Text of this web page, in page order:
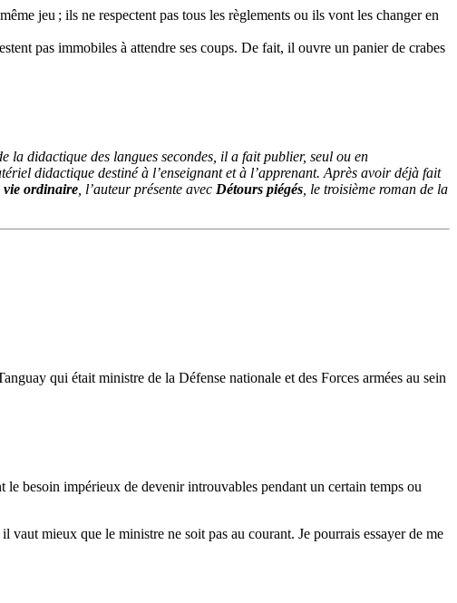
jeu ; ils ne respectent pas tous les règlements ou ils vont les changer en
pas immobiles à attendre ses coups. De fait, il ouvre un panier de crabes
la didactique des langues secondes, il a fait publier, seul ou en
didactique destiné à l’enseignant et à l’apprenant. Après avoir déjà fait
vie ordinaire , l’auteur présente avec Détours piégés , le troisième roman de la
qui était ministre de la Défense nationale et des Forces armées au sein
besoin impérieux de devenir introuvables pendant un certain temps ou
mieux que le ministre ne soit pas au courant. Je pourrais essayer de me